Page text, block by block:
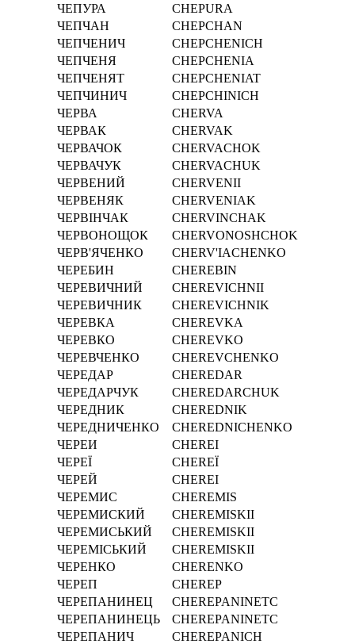
ЧЕПУРА
CHEPURA
ЧЕПЧАН
CHEPCHAN
ЧЕПЧЕНИЧ
CHEPCHENICH
ЧЕПЧЕНЯ
CHEPCHENIA
ЧЕПЧЕНЯТ
CHEPCHENIAT
ЧЕПЧИНИЧ
CHEPCHINICH
ЧЕРВА
CHERVA
ЧЕРВАК
CHERVAK
ЧЕРВАЧОК
CHERVACHOK
ЧЕРВАЧУК
CHERVACHUK
ЧЕРВЕНИЙ
CHERVENII
ЧЕРВЕНЯК
CHERVENIAK
ЧЕРВІНЧАК
CHERVІNCHAK
ЧЕРВОНОЩОК
CHERVONOSHCHOK
ЧЕРВ'ЯЧЕНКО
CHERV'IACHENKO
ЧЕРЕБИН
CHEREBIN
ЧЕРЕВИЧНИЙ
CHEREVICHNII
ЧЕРЕВИЧНИК
CHEREVICHNIK
ЧЕРЕВКА
CHEREVKA
ЧЕРЕВКО
CHEREVKO
ЧЕРЕВЧЕНКО
CHEREVCHENKO
ЧЕРЕДАР
CHEREDAR
ЧЕРЕДАРЧУК
CHEREDARCHUK
ЧЕРЕДНИК
CHEREDNIK
ЧЕРЕДНИЧЕНКО
CHEREDNICHENKO
ЧЕРЕИ
CHEREI
ЧЕРЕЇ
CHEREЇ
ЧЕРЕЙ
CHEREI
ЧЕРЕМИС
CHEREMIS
ЧЕРЕМИСКИЙ
CHEREMISKII
ЧЕРЕМИСЬКИЙ
CHEREMISKII
ЧЕРЕМІСЬКИЙ
CHEREMІSKII
ЧЕРЕНКО
CHERENKO
ЧЕРЕП
CHEREP
ЧЕРЕПАНИНЕЦ
CHEREPANINETC
ЧЕРЕПАНИНЕЦЬ
CHEREPANINETC
ЧЕРЕПАНИЧ
CHEREPANICH